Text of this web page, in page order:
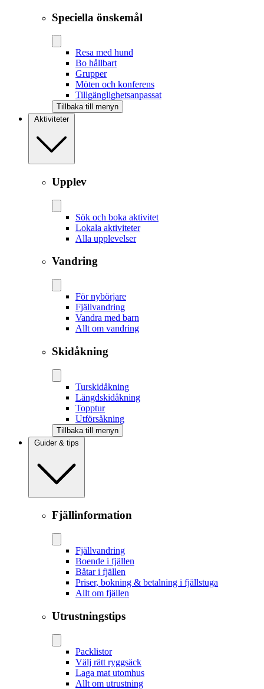
Speciella önskemål
Resa med hund
Bo hållbart
Grupper
Möten och konferens
Tillgänglighetsanpassat
Tillbaka till menyn
Aktiviteter
Upplev
Sök och boka aktivitet
Lokala aktiviteter
Alla upplevelser
Vandring
För nybörjare
Fjällvandring
Vandra med barn
Allt om vandring
Skidåkning
Tur­skidåkning
Längd­skidåkning
Topptur
Utförsåkning
Tillbaka till menyn
Guider & tips
Fjällinformation
Fjällvandring
Boende i fjällen
Båtar i fjällen
Priser, bokning & betalning i fjällstuga
Allt om fjällen
Utrustningstips
Packlistor
Välj rätt ryggsäck
Laga mat utomhus
Allt om utrustning